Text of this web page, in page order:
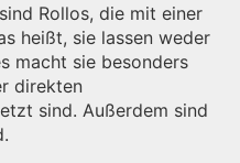
sind Rollos, die mit einer
heißt, sie lassen weder
macht sie besonders
direkten
sind. Außerdem sind